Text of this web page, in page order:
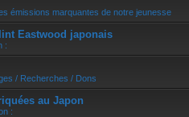
émissions marquantes de notre jeunesse
Eastwood japonais
:
/ Recherches / Dons
au Japon
: